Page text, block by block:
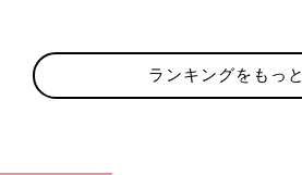
ランキングをもっ